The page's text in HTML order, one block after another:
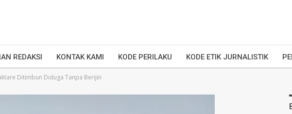
REDAKSI KONTAK KAMI KODE PERILAKU KODE ETIK JURNALISTIK
Ditimbun Diduga Tanpa Berijin